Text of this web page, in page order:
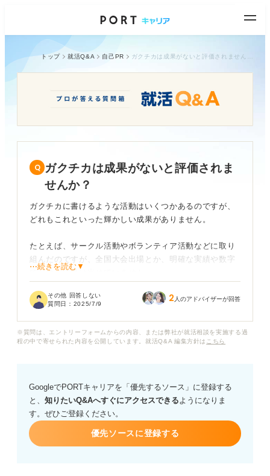
トップ 就活Q&A 自己PR
ガクチカは成果がないと評価されま
せんか？
ガクチカに書けるような活動はいくつかあるのですが、
どれもこれといった輝かしい成果がありません。
たとえば、サークル活動やボランティア活動などに取り
組んだのですが、全国大会出場とか、明確な実績や数字
で示せる成果は出せていません。
就活サイトを見ていると、インターンで素晴らしい成果
から評価されないのではないかと不安になります。
え方や工夫できることがあれば教えていただきたいで
す。
⋯続きを読む▼
その他 回答しない
質問日： 2025/7/9 2 人のアドバイザーが回答
※質問は、エントリーフォームからの内容、または弊社が就活相談を実施する過
程の中で寄せられた内容を公開しています。就活Q&A 編集方針は こちら
GoogleでPORTキャリアを「優先するソース」に登録する
と、 知りたいQ&Aへすぐにアクセスできるようになりま
す。ぜひご登録ください。
優先ソースに登録する